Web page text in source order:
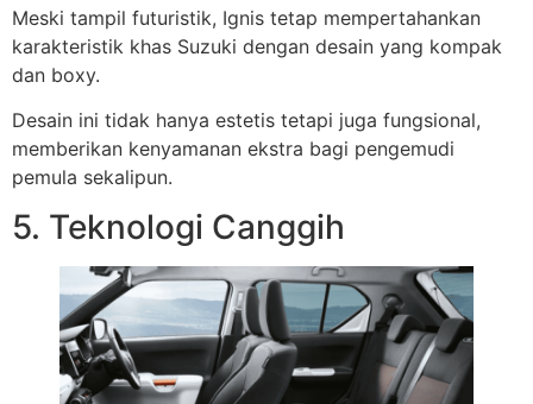
Meski tampil futuristik, Ignis tetap mempertahankan
karakteristik khas Suzuki dengan desain yang kompak
dan boxy.
Desain ini tidak hanya estetis tetapi juga fungsional,
memberikan kenyamanan ekstra bagi pengemudi
pemula sekalipun.
5. Teknologi Canggih